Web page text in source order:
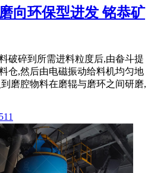
向环保型进发 铭恭矿
破碎到所需进料粒度后,由畚斗提
仓,然后由电磁振动给料机均匀地
磨腔物料在磨辊与磨环之间研磨,